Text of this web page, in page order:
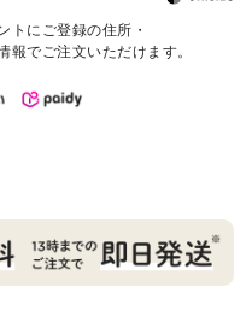
トにご登録の住所・
報でご注文いただけます。